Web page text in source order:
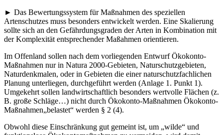
► Das Bewertungssystem für Maßnahmen des speziellen
Artenschutzes muss besonders entwickelt werden. Eine Skalierung
sollte sich an den Gefährdungsgraden der Arten in Kombination mit
der Komplexität entsprechender Maßahmen orientieren.
Im Offenland sollen nach dem vorliegenden Entwurf Ökokonto-
Maßnahmen nur in Natura 2000-Gebieten, Naturschutzgebieten,
Naturdenkmalen, oder in Gebieten die einer naturschutzfachlichen
Planung unterliegen, durchgeführt werden (Anlage 1. Punkt 1).
Umgekehrt sollen landwirtschaftlich besonders wertvolle Flächen (z.
B. große Schläge…) nicht durch Ökokonto-Maßnahmen Ökokonto-
Maßnahmen„belastet“ werden § 2 (4).
Obwohl diese Einschränkung gut gemeint ist, um „wilde“ und